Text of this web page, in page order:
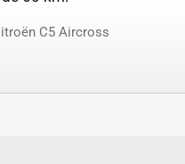
C5 Aircross